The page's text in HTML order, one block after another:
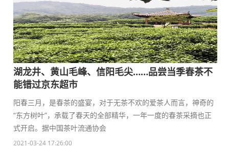
湖龙井、黄山毛峰、信阳毛尖……品尝当季春茶不
能错过京东超市
阳春三月，是春茶的盛宴，对于无茶不欢的爱茶人而言，神奇的
“东方树叶”，承载了春天的全部精华，一年一度的春茶采摘也正
式开启。据中国茶叶流通协会
2021-03-24 17:26:00